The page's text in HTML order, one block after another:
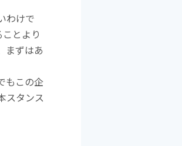
わけで
とより
まずはあ
もこの企
スタンス